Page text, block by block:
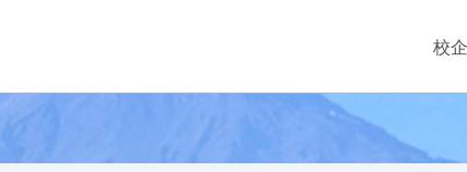
校